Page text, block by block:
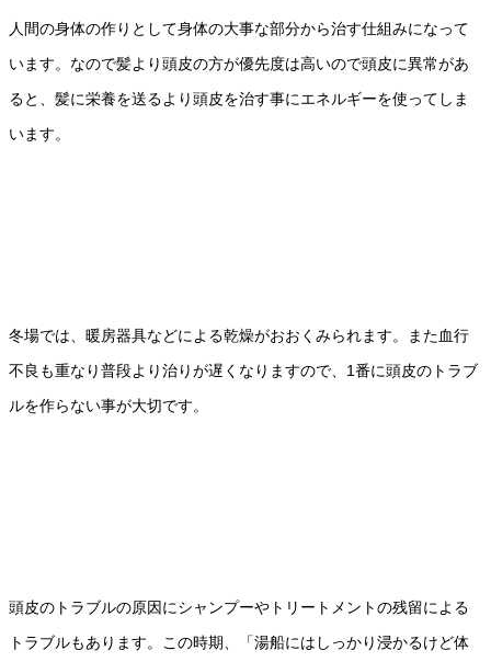
人間の身体の作りとして身体の大事な部分から治す仕組みになって
います。なので髪より頭皮の方が優先度は高いので頭皮に異常があ
ると、髪に栄養を送るより頭皮を治す事にエネルギーを使ってしま
います。
冬場では、暖房器具などによる乾燥がおおくみられます。また血行
不良も重なり普段より治りが遅くなりますので、1番に頭皮のトラブ
ルを作らない事が大切です。
頭皮のトラブルの原因にシャンプーやトリートメントの残留による
トラブルもあります。この時期、「湯船にはしっかり浸かるけど体